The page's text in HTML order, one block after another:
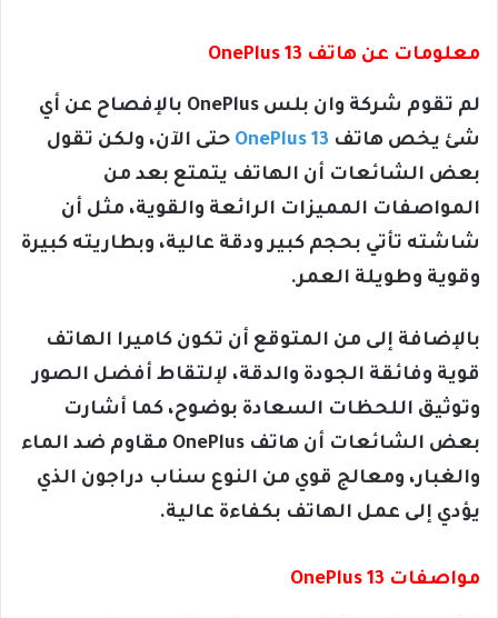
معلومات عن هاتف OnePlus 13
لم تقوم شركة وان بلس OnePlus بالإفصاح عن أي
شئ يخص هاتف
حتى الآن، ولكن تقول
بعض الشائعات أن الهاتف يتمتع بعد من
المواصفات المميزات الرائعة والقوية، مثل أن
شاشته تأتي بحجم كبير ودقة عالية، وبطاريته كبيرة
وقوية وطويلة العمر.
بالإضافة إلى من المتوقع أن تكون كاميرا الهاتف
قوية وفائقة الجودة والدقة، لإلتقاط أفضل الصور
وتوثيق اللحظات السعادة بوضوح، كما أشارت
بعض الشائعات أن هاتف OnePlus مقاوم ضد الماء
والغبار، ومعالج قوي من النوع سناب دراجون الذي
يؤدي إلى عمل الهاتف بكفاءة عالية.
مواصفات OnePlus 13